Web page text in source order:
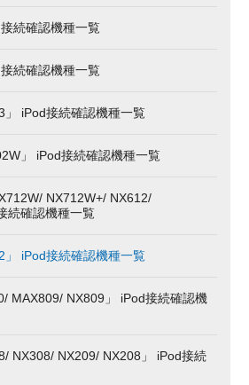
接続確認機種一覧
接続確認機種一覧
」 iPod接続確認機種一覧
」 iPod接続確認機種一覧
NX712W+/ NX612/
続確認機種一覧
」 iPod接続確認機種一覧
MAX809/ NX809」 iPod接続確認機
NX308/ NX209/ NX208」 iPod接続